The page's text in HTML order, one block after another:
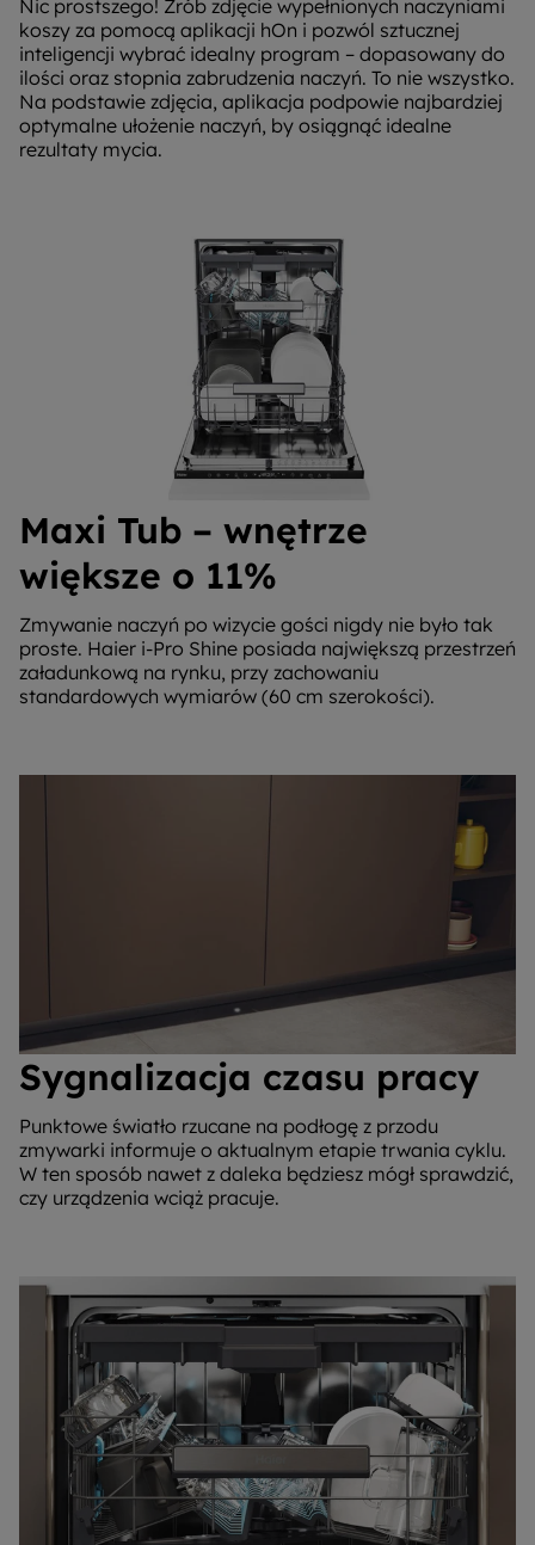
Nic prostszego! Zrób zdjęcie wypełnionych naczyniami
koszy za pomocą aplikacji hOn i pozwól sztucznej
inteligencji wybrać idealny program – dopasowany do
ilości oraz stopnia zabrudzenia naczyń. To nie wszystko.
Na podstawie zdjęcia, aplikacja podpowie najbardziej
optymalne ułożenie naczyń, by osiągnąć idealne
rezultaty mycia.
Maxi Tub – wnętrze
większe o 11%
Zmywanie naczyń po wizycie gości nigdy nie było tak
proste. Haier i-Pro Shine posiada największą przestrzeń
załadunkową na rynku, przy zachowaniu
standardowych wymiarów (60 cm szerokości).
Sygnalizacja czasu pracy
Punktowe światło rzucane na podłogę z przodu
zmywarki informuje o aktualnym etapie trwania cyklu.
W ten sposób nawet z daleka będziesz mógł sprawdzić,
czy urządzenia wciąż pracuje.